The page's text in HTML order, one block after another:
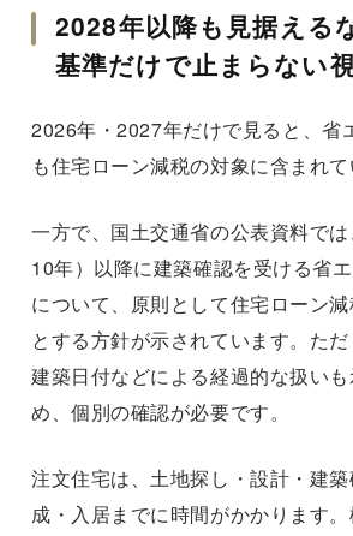
2028年以降も見据える
基準だけで止まらない
2026年・2027年だけで見ると、省
も住宅ローン減税の対象に含まれて
一方で、国土交通省の公表資料で
10年）以降に建築確認を受ける省
について、原則として住宅ローン
とする方針が示されています。た
建築日付などによる経過的な扱い
め、個別の確認が必要です。
注文住宅は、土地探し・設計・建
成・入居までに時間がかかります